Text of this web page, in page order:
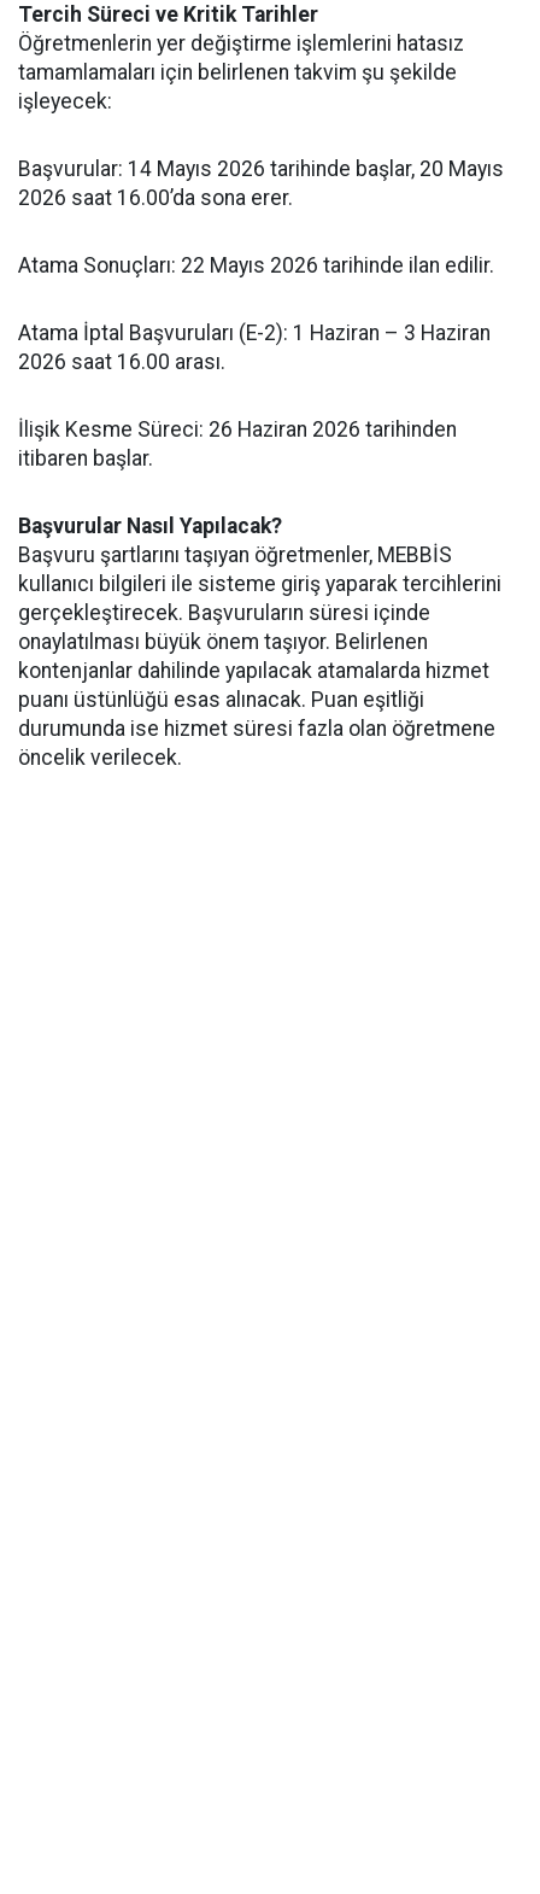
Tercih Süreci ve Kritik Tarihler
Öğretmenlerin yer değiştirme işlemlerini hatasız
tamamlamaları için belirlenen takvim şu şekilde
işleyecek:
Başvurular: 14 Mayıs 2026 tarihinde başlar, 20 Mayıs
2026 saat 16.00’da sona erer.
Atama Sonuçları: 22 Mayıs 2026 tarihinde ilan edilir.
Atama İptal Başvuruları (E-2): 1 Haziran – 3 Haziran
2026 saat 16.00 arası.
İlişik Kesme Süreci: 26 Haziran 2026 tarihinden
itibaren başlar.
Başvurular Nasıl Yapılacak?
Başvuru şartlarını taşıyan öğretmenler, MEBBİS
kullanıcı bilgileri ile sisteme giriş yaparak tercihlerini
gerçekleştirecek. Başvuruların süresi içinde
onaylatılması büyük önem taşıyor. Belirlenen
kontenjanlar dahilinde yapılacak atamalarda hizmet
puanı üstünlüğü esas alınacak. Puan eşitliği
durumunda ise hizmet süresi fazla olan öğretmene
öncelik verilecek.